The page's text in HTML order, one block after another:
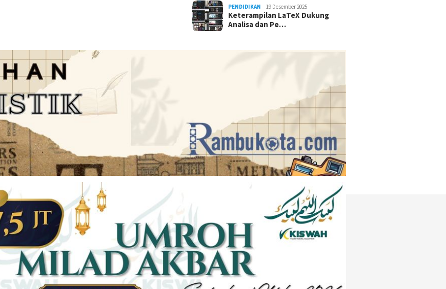
PENDIDIKAN 19 Desember 2025
Keterampilan LaTeX Dukung
Analisa dan Pe…
DISCLAIMER
PEDOMAN MEDIA SIBER
JARINGAN SOCIAL
Facebook Twitter
Instagram
Linkedin
Youtube